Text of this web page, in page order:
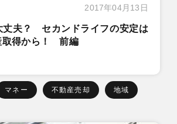
2017年04月13日
丈夫？ セカンドライフの安定は
取得から！ 前編
マネー 不動産売却 地域